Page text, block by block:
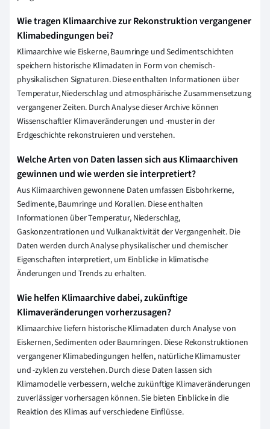
Wie tragen Klimaarchive zur Rekonstruktion vergangener
Klimabedingungen bei?
Klimaarchive wie Eiskerne, Baumringe und Sedimentschichten
speichern historische Klimadaten in Form von chemisch-
physikalischen Signaturen. Diese enthalten Informationen über
Temperatur, Niederschlag und atmosphärische Zusammensetzung
vergangener Zeiten. Durch Analyse dieser Archive können
Wissenschaftler Klimaveränderungen und -muster in der
Erdgeschichte rekonstruieren und verstehen.
Welche Arten von Daten lassen sich aus Klimaarchiven
gewinnen und wie werden sie interpretiert?
Aus Klimaarchiven gewonnene Daten umfassen Eisbohrkerne,
Sedimente, Baumringe und Korallen. Diese enthalten
Informationen über Temperatur, Niederschlag,
Gaskonzentrationen und Vulkanaktivität der Vergangenheit. Die
Daten werden durch Analyse physikalischer und chemischer
Eigenschaften interpretiert, um Einblicke in klimatische
Änderungen und Trends zu erhalten.
Wie helfen Klimaarchive dabei, zukünftige
Klimaveränderungen vorherzusagen?
Klimaarchive liefern historische Klimadaten durch Analyse von
Eiskernen, Sedimenten oder Baumringen. Diese Rekonstruktionen
vergangener Klimabedingungen helfen, natürliche Klimamuster
und -zyklen zu verstehen. Durch diese Daten lassen sich
Klimamodelle verbessern, welche zukünftige Klimaveränderungen
zuverlässiger vorhersagen können. Sie bieten Einblicke in die
Reaktion des Klimas auf verschiedene Einflüsse.